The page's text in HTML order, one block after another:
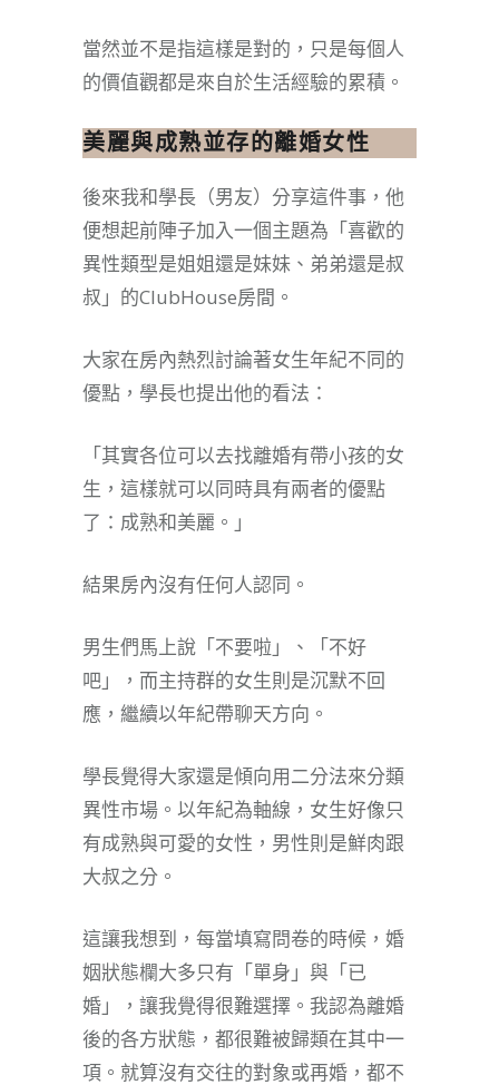
當然並不是指這樣是對的，只是每個人
的價值觀都是來自於生活經驗的累積。
美麗與成熟並存的離婚女性
後來我和學長（男友）分享這件事，他
便想起前陣子加入一個主題為「喜歡的
異性類型是姐姐還是妹妹、弟弟還是叔
叔」的ClubHouse房間。
大家在房內熱烈討論著女生年紀不同的
優點，學長也提出他的看法：
「其實各位可以去找離婚有帶小孩的女
生，這樣就可以同時具有兩者的優點
了：成熟和美麗。」
結果房內沒有任何人認同。
男生們馬上說「不要啦」、「不好
吧」，而主持群的女生則是沉默不回
應，繼續以年紀帶聊天方向。
學長覺得大家還是傾向用二分法來分類
異性市場。以年紀為軸線，女生好像只
有成熟與可愛的女性，男性則是鮮肉跟
大叔之分。
這讓我想到，每當填寫問卷的時候，婚
姻狀態欄大多只有「單身」與「已
婚」，讓我覺得很難選擇。我認為離婚
後的各方狀態，都很難被歸類在其中一
項。就算沒有交往的對象或再婚，都不